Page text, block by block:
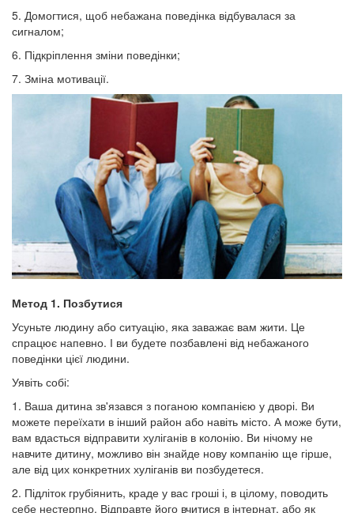
5. Домогтися, щоб небажана поведінка відбувалася за
сигналом;
6. Підкріплення зміни поведінки;
7. Зміна мотивації.
Метод 1. Позбутися
Усуньте людину або ситуацію, яка заважає вам жити. Це
спрацює напевно. І ви будете позбавлені від небажаного
поведінки цієї людини.
Уявіть собі:
1. Ваша дитина зв'язався з поганою компанією у дворі. Ви
можете переїхати в інший район або навіть місто. А може бути,
вам вдасться відправити хуліганів в колонію. Ви нічому не
навчите дитину, можливо він знайде нову компанію ще гірше,
але від цих конкретних хуліганів ви позбудетеся.
2. Підліток грубіянить, краде у вас гроші і, в цілому, поводить
себе нестерпно. Відправте його вчитися в інтернат, або як